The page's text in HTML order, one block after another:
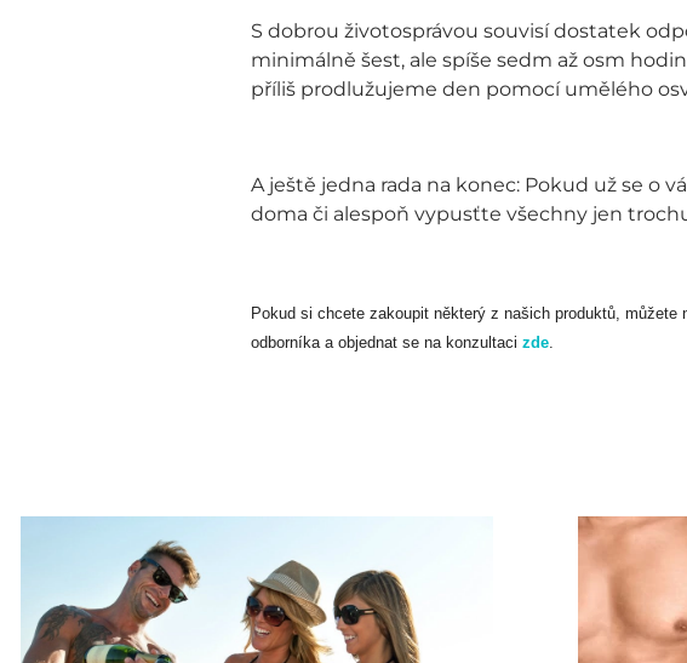
S dobrou životosprávou souvisí dostatek
minimálně šest, ale spíše sedm až osm
příliš prodlužujeme den pomocí umělého
A ještě jedna rada na konec: Pokud už se o
doma či alespoň vypusťte všechny jen
Pokud si chcete zakoupit některý z našich produktů, můžete
odborníka a objednat se na konzultaci zde